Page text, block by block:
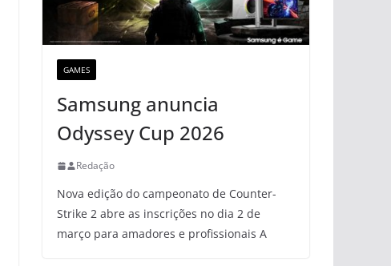
GAMES
Samsung anuncia
Odyssey Cup 2026
Redação
Nova edição do campeonato de Counter-
Strike 2 abre as inscrições no dia 2 de
março para amadores e profissionais A